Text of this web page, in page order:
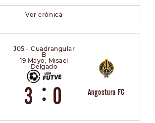
Ver crónica
J05 - Cuadrangular
B
19 Mayo, Misael
Delgado
3 : 0 Angostura FC